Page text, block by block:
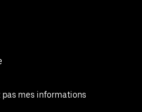
pas mes informations